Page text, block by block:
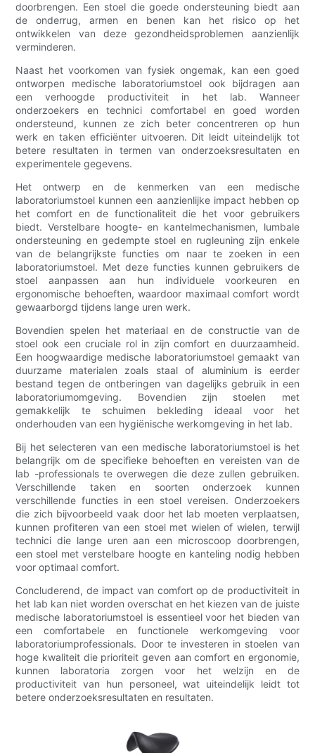
doorbrengen. Een stoel die goede ondersteuning biedt aan
de onderrug, armen en benen kan het risico op het
ontwikkelen van deze gezondheidsproblemen aanzienlijk
verminderen.
Naast het voorkomen van fysiek ongemak, kan een goed
ontworpen medische laboratoriumstoel ook bijdragen aan
een verhoogde productiviteit in het lab. Wanneer
onderzoekers en technici comfortabel en goed worden
ondersteund, kunnen ze zich beter concentreren op hun
werk en taken efficiënter uitvoeren. Dit leidt uiteindelijk tot
betere resultaten in termen van onderzoeksresultaten en
experimentele gegevens.
Het ontwerp en de kenmerken van een medische
laboratoriumstoel kunnen een aanzienlijke impact hebben op
het comfort en de functionaliteit die het voor gebruikers
biedt. Verstelbare hoogte- en kantelmechanismen, lumbale
ondersteuning en gedempte stoel en rugleuning zijn enkele
van de belangrijkste functies om naar te zoeken in een
laboratoriumstoel. Met deze functies kunnen gebruikers de
stoel aanpassen aan hun individuele voorkeuren en
ergonomische behoeften, waardoor maximaal comfort wordt
gewaarborgd tijdens lange uren werk.
Bovendien spelen het materiaal en de constructie van de
stoel ook een cruciale rol in zijn comfort en duurzaamheid.
Een hoogwaardige medische laboratoriumstoel gemaakt van
duurzame materialen zoals staal of aluminium is eerder
bestand tegen de ontberingen van dagelijks gebruik in een
laboratoriumomgeving. Bovendien zijn stoelen met
gemakkelijk te schuimen bekleding ideaal voor het
onderhouden van een hygiënische werkomgeving in het lab.
Bij het selecteren van een medische laboratoriumstoel is het
belangrijk om de specifieke behoeften en vereisten van de
lab -professionals te overwegen die deze zullen gebruiken.
Verschillende taken en soorten onderzoek kunnen
verschillende functies in een stoel vereisen. Onderzoekers
die zich bijvoorbeeld vaak door het lab moeten verplaatsen,
kunnen profiteren van een stoel met wielen of wielen, terwijl
technici die lange uren aan een microscoop doorbrengen,
een stoel met verstelbare hoogte en kanteling nodig hebben
voor optimaal comfort.
Concluderend, de impact van comfort op de productiviteit in
het lab kan niet worden overschat en het kiezen van de juiste
medische laboratoriumstoel is essentieel voor het bieden van
een comfortabele en functionele werkomgeving voor
laboratoriumprofessionals. Door te investeren in stoelen van
hoge kwaliteit die prioriteit geven aan comfort en ergonomie,
kunnen laboratoria zorgen voor het welzijn en de
productiviteit van hun personeel, wat uiteindelijk leidt tot
betere onderzoeksresultaten en resultaten.